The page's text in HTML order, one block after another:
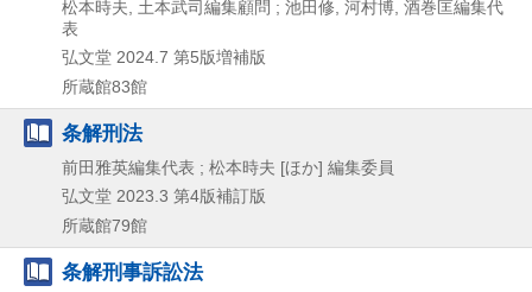
松本時夫, 土本武司編集顧問 ; 池田修, 河村博, 酒巻匡編集代
表
弘文堂 2024.7 第5版増補版
所蔵館83館
条解刑法
前田雅英編集代表 ; 松本時夫 [ほか] 編集委員
弘文堂 2023.3 第4版補訂版
所蔵館79館
条解刑事訴訟法